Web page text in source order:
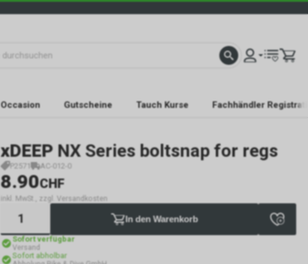
Occasion Gutscheine Tauch Kurse Fachhändler
xDEEP NX Series boltsnap for regs
P2571 AC-012-0
8.90CHF
inkl. MwSt., zzgl. Versandkosten
In den Warenkorb
Sofort verfügbar
Versand
Sofort abholbar